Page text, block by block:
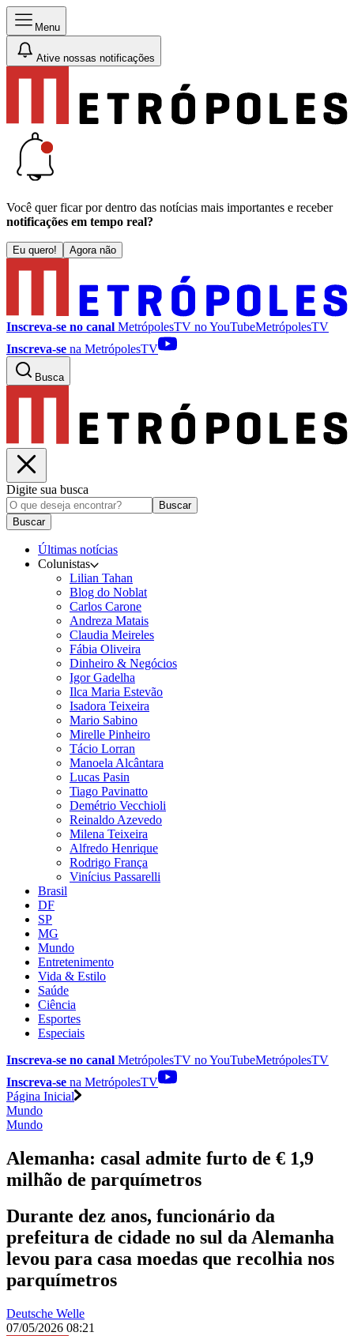
Menu
Ative nossas notificações
Você quer ficar por dentro das notícias mais importantes e receber
notificações em tempo real?
Eu quero! Agora não
Inscreva-se no canal MetrópolesTV noYouTubeMetrópolesTV
Inscreva-se na MetrópolesTV
Busca
Digite sua busca
Buscar
Buscar
Últimas notícias
Colunistas
Lilian Tahan
Blog do Noblat
Carlos Carone
Andreza Matais
Claudia Meireles
Fábia Oliveira
Dinheiro & Negócios
Igor Gadelha
Ilca Maria Estevão
Isadora Teixeira
Mario Sabino
Mirelle Pinheiro
Tácio Lorran
Manoela Alcântara
Lucas Pasin
Tiago Pavinatto
Demétrio Vecchioli
Reinaldo Azevedo
Milena Teixeira
Alfredo Henrique
Rodrigo França
Vinícius Passarelli
Brasil
DF
SP
MG
Mundo
Entretenimento
Vida & Estilo
Saúde
Ciência
Esportes
Especiais
Inscreva-se no canal MetrópolesTV noYouTubeMetrópolesTV
Inscreva-se na MetrópolesTV
Página Inicial
Mundo
Mundo
Alemanha: casal admite furto de € 1,9
milhão de parquímetros
Durante dez anos, funcionário da
prefeitura de cidade no sul da Alemanha
levou para casa moedas que recolhia nos
parquímetros
Deutsche Welle
07/05/2026 08:21